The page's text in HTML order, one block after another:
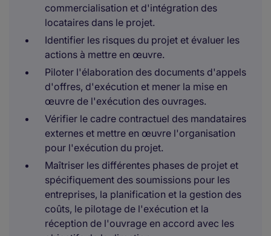
commercialisation et d'intégration des
locataires dans le projet.
Identifier les risques du projet et évaluer les
actions à mettre en œuvre.
Piloter l'élaboration des documents d'appels
d'offres, d'exécution et mener la mise en
œuvre de l'exécution des ouvrages.
Vérifier le cadre contractuel des mandataires
externes et mettre en œuvre l'organisation
pour l'exécution du projet.
Maîtriser les différentes phases de projet et
spécifiquement des soumissions pour les
entreprises, la planification et la gestion des
coûts, le pilotage de l'exécution et la
réception de l'ouvrage en accord avec les